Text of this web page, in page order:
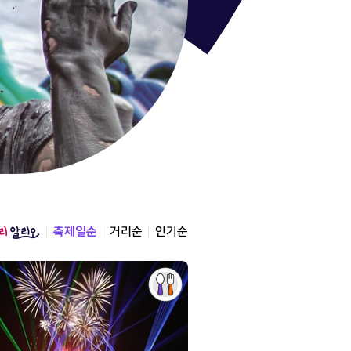
통영한
축제일순 거리순 인기순